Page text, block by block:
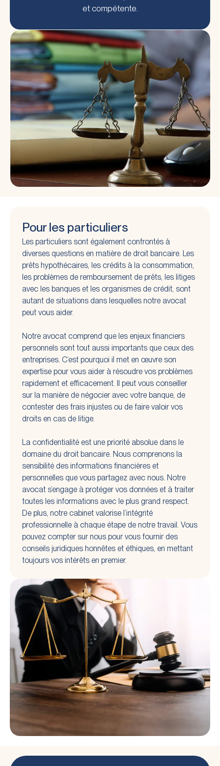
et compétente.
Pour les particuliers
Les particuliers sont également confrontés à
diverses questions en matière de droit bancaire. Les
prêts hypothécaires, les crédits à la consommation,
les problèmes de remboursement de prêts, les litiges
avec les banques et les organismes de crédit, sont
autant de situations dans lesquelles notre avocat
peut vous aider.
Notre avocat comprend que les enjeux financiers
personnels sont tout aussi importants que ceux des
entreprises. C’est pourquoi il met en œuvre son
expertise pour vous aider à résoudre vos problèmes
rapidement et efficacement. Il peut vous conseiller
sur la manière de négocier avec votre banque, de
contester des frais injustes ou de faire valoir vos
droits en cas de litige.
La confidentialité est une priorité absolue dans le
domaine du droit bancaire. Nous comprenons la
sensibilité des informations financières et
personnelles que vous partagez avec nous. Notre
avocat s’engage à protéger vos données et à traiter
toutes les informations avec le plus grand respect.
De plus, notre cabinet valorise l’intégrité
professionnelle à chaque étape de notre travail. Vous
pouvez compter sur nous pour vous fournir des
conseils juridiques honnêtes et éthiques, en mettant
toujours vos intérêts en premier.